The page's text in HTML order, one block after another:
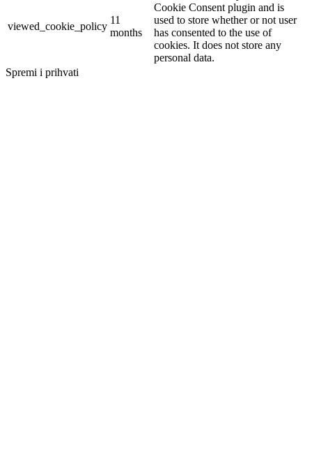
viewed_cookie_policy
11
months
Cookie Consent plugin and is
used to store whether or not user
has consented to the use of
cookies. It does not store any
personal data.
Spremi i prihvati